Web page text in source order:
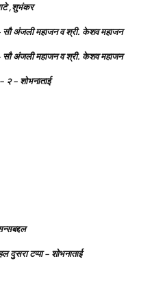
,शुभंकर
सौ अंजली महाजन व श्री. केशव महाजन
सौ अंजली महाजन व श्री. केशव महाजन
२ – शोभनाताई
दुसरा टप्पा – शोभनाताई